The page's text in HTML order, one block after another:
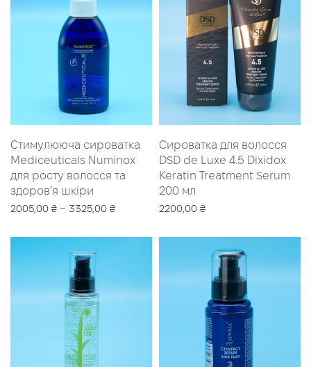
Стимулююча сироватка
Mediceuticals Numinox
для росту волосся та
здоров’я шкіри
2005,00 ₴ – 3325,00 ₴
Сироватка для волосся
DSD de Luxe 4.5 Dixidox
Keratin Treatment Serum
200 мл
2200,00 ₴